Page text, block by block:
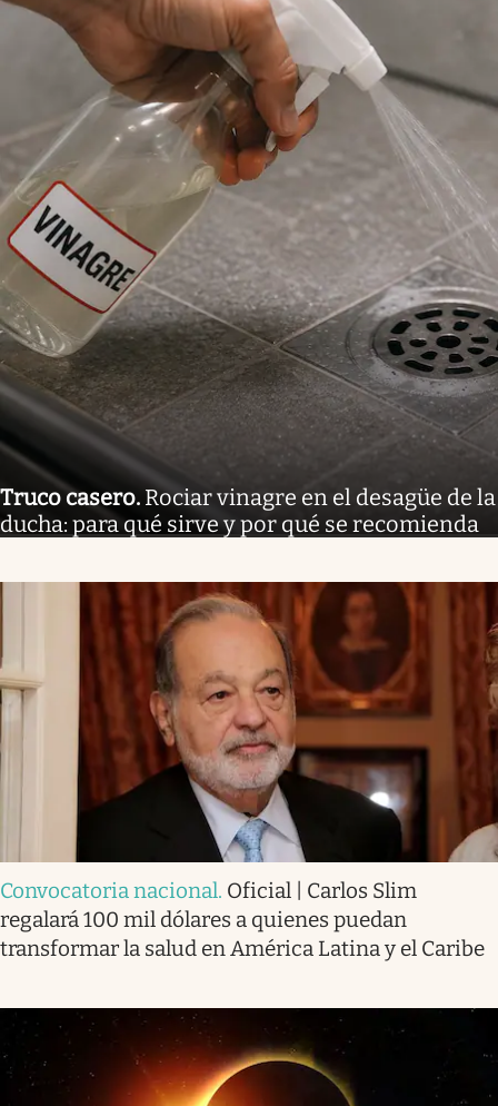
Truco casero. Rociar vinagre en el desagüe de la
ducha: para qué sirve y por qué se recomienda
Convocatoria nacional. Oficial | Carlos Slim
regalará 100 mil dólares a quienes puedan
transformar la salud en América Latina y el Caribe